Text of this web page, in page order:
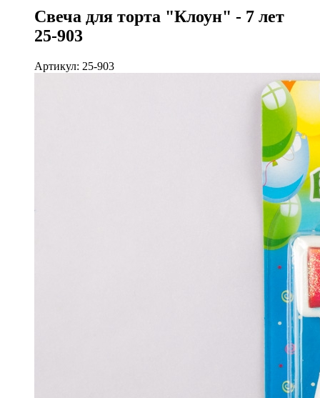
Свеча для торта "Клоун" - 7 лет
25-903
Артикул: 25-903